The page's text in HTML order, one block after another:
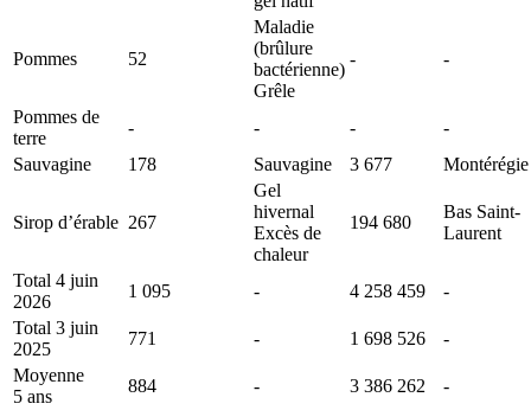
Pommes 52
Maladie
(brûlure
bactérienne)
Grêle
- -
Pommes de
terre
- - -
-
Sauvagine
178 Sauvagine 3 677 Montérégie
Sirop d’érable 267
Gel
hivernal
Excès de
chaleur
194 680
Bas Saint-
Laurent
Total 4 juin
2026
1 095 - 4 258 459
-
Total 3 juin
2025
771 - 1 698 526
-
Moyenne
5 ans
884 - 3 386 262
-